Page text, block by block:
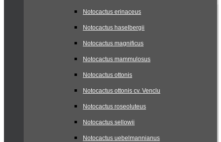
Notocactus erinaceus
Notocactus haselbergii
Notocactus magnificus
Notocactus mammulosus
Notocactus ottonis
Notocactus ottonis cv. Venclu
Notocactus roseoluteus
Notocactus sellowii
Notocactus uebelmannianus